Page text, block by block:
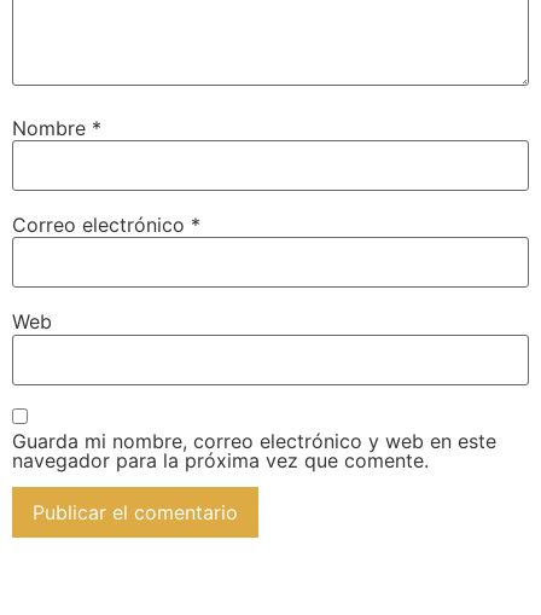
Nombre *
Correo electrónico *
Web
Guarda mi nombre, correo electrónico y web en este
navegador para la próxima vez que comente.